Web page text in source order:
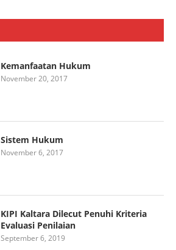
Kemanfaatan Hukum
November 20, 2017
Sistem Hukum
November 6, 2017
KIPI Kaltara Dilecut Penuhi Kriteria
Evaluasi Penilaian
September 6, 2019